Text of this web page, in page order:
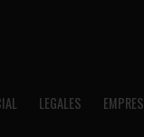
LEGALES